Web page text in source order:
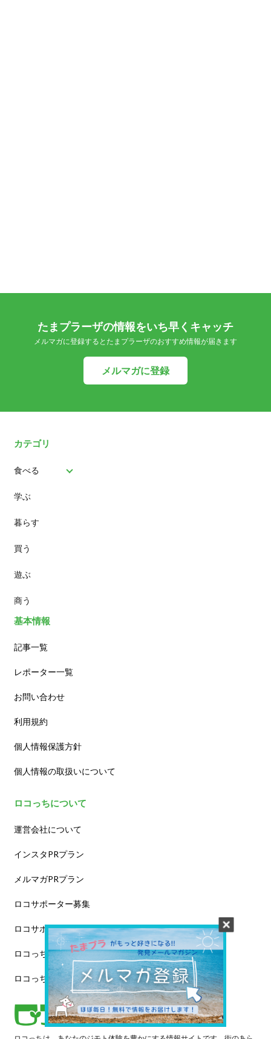
たまプラーザの情報をいち早くキャッチ
メルマガに登録するとたまプラーザのおすすめ情報が届きます
メルマガに登録
カテゴリ
食べる
パン
スイーツ
ランチ
カフェ
学ぶ
暮らす
買う
遊ぶ
商う
基本情報
記事一覧
レポーター一覧
お問い合わせ
利用規約
個人情報保護方針
個人情報の取扱いについて
ロコっちについて
運営会社について
インスタPRプラン
メルマガPRプラン
ロコサポーター募集
ロコサポーター一覧
ロコっち – 新百合ヶ丘
ロコっち – センター北＆南